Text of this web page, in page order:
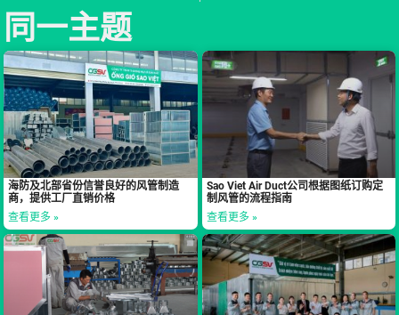
同一主题
海防及北部省份信誉良好的风管制造
商，提供工厂直销价格
查看更多 »
Sao Viet Air Duct公司根据图纸订购定
制风管的流程指南
查看更多 »